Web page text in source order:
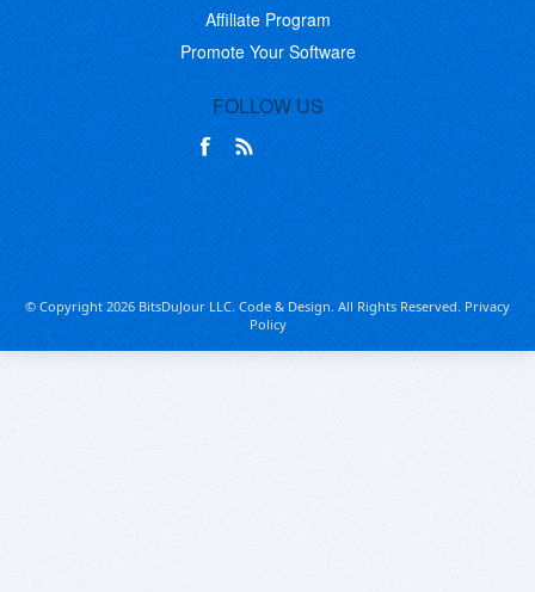
Affiliate Program
Promote Your Software
FOLLOW US
© Copyright 2026 BitsDuJour LLC. Code & Design. All Rights Reserved.Privacy
Policy